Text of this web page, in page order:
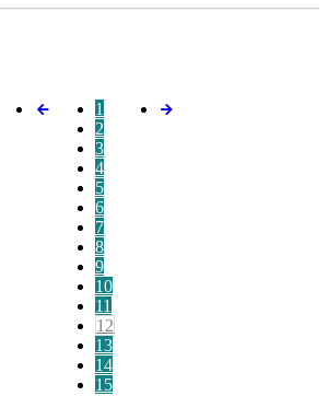
1
2
3
4
5
6
7
8
9
10
11
12
13
14
15